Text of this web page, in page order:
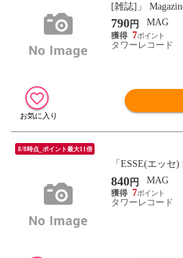
[雑誌]」
790円
MAG
7
タワーレコード
8/8時点_ポイント最大11倍
「ESSE(エッセ
840円
MAG
7
タワーレコード